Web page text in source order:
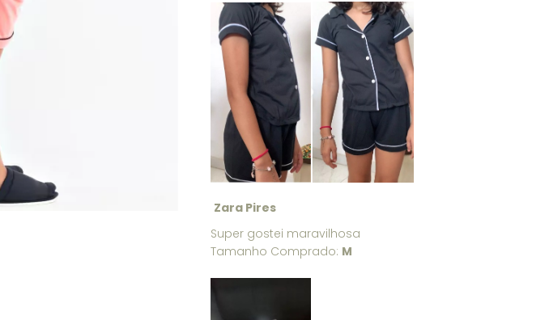
Zara Pires
Super gostei maravilhosa
Tamanho Comprado: M